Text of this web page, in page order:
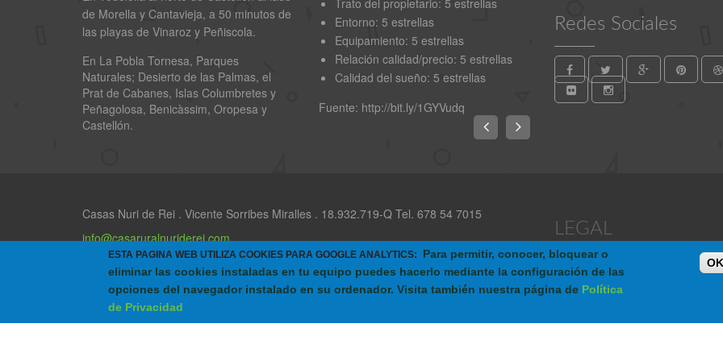
de Morella y Cantavieja, a 50 minutos de
las playas de Vinaroz y Peñiscola.
En La Pobla Tornesa, Parques
Naturales; Desierto de las Palmas, el
Prat de Cabanes, Islas Columbretes y
Peñagolosa, Benicàssim, Oropesa y
Castellón.
Trato del propietario: 5 estrellas
Entorno: 5 estrellas
Equipamiento: 5 estrellas
Relación calidad/precio: 5 estrellas
Calidad del sueño: 5 estrellas
Fuente: http://bit.ly/1GYVudq
Redes Sociales
Casas Nuri de Rei . Vicente Sorribes Miralles . 18.932.719-Q Tel. 678 54 7015
info@casaruralnuriderei.com
Avenida de Valencia ,9-2º A - 12.005 - Castellón (España)
LEGAL
POLÍTICA DE COOKIES
ESTA PAGINA WEB UTILIZA COOKIES PARA GOOGLE ANALYTICS:
Para permitir, conocer, bloquear o
eliminar las cookies instaladas en tu equipo puedes hacerlo mediante la configuración de las
opciones del navegador instalado en su ordenador. Visita también nuestra página de Política
de Privacidad